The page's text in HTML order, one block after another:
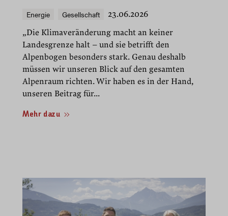
Energie Gesellschaft
23.06.2026
„Die Klimaveränderung macht an keiner
Landesgrenze halt – und sie betrifft den
Alpenbogen besonders stark. Genau deshalb
müssen wir unseren Blick auf den gesamten
Alpenraum richten. Wir haben es in der Hand,
unseren Beitrag für...
Mehr dazu